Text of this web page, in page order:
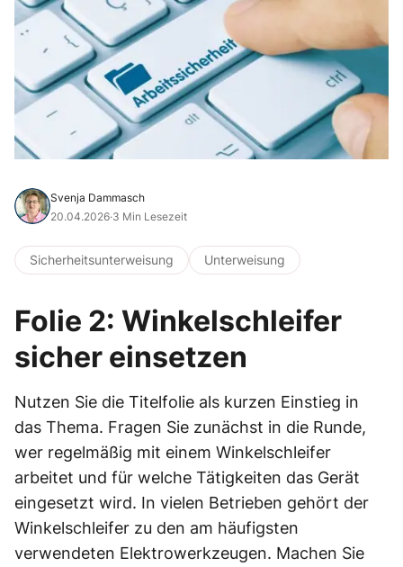
Svenja Dammasch
20.04.2026·3 Min Lesezeit
Sicherheitsunterweisung Unterweisung
Folie 2: Winkelschleifer
sicher einsetzen
Nutzen Sie die Titelfolie als kurzen Einstieg in
das Thema. Fragen Sie zunächst in die Runde,
wer regelmäßig mit einem Winkelschleifer
arbeitet und für welche Tätigkeiten das Gerät
eingesetzt wird. In vielen Betrieben gehört der
Winkelschleifer zu den am häufigsten
verwendeten Elektrowerkzeugen. Machen Sie